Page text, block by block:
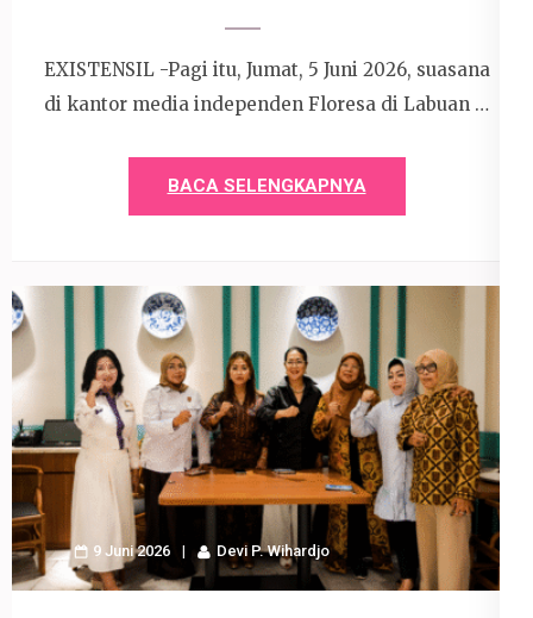
EXISTENSIL -Pagi itu, Jumat, 5 Juni 2026, suasana
di kantor media independen Floresa di Labuan …
BACA SELENGKAPNYA
9 Juni 2026 Devi P. Wihardjo